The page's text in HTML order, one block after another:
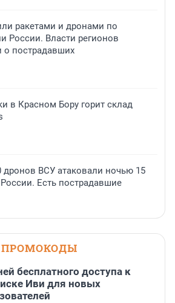
ракетами и дронами по
России. Власти регионов
о пострадавших
в Красном Бору горит склад
дронов ВСУ атаковали ночью 15
Есть пострадавшие
ПРОМОКОДЫ
бесплатного доступа к
Иви для новых